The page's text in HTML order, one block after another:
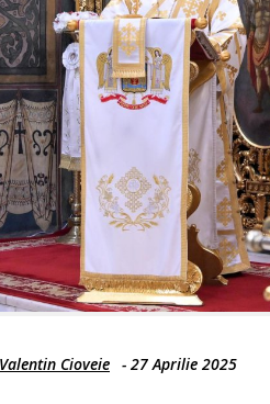
Cioveie - 27 Aprilie 2025